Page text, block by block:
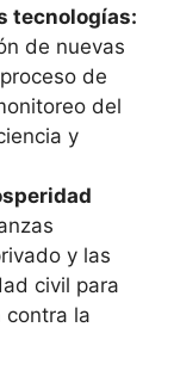
tecnologías:
de nuevas
de
del
y
y las
civil para
contra la